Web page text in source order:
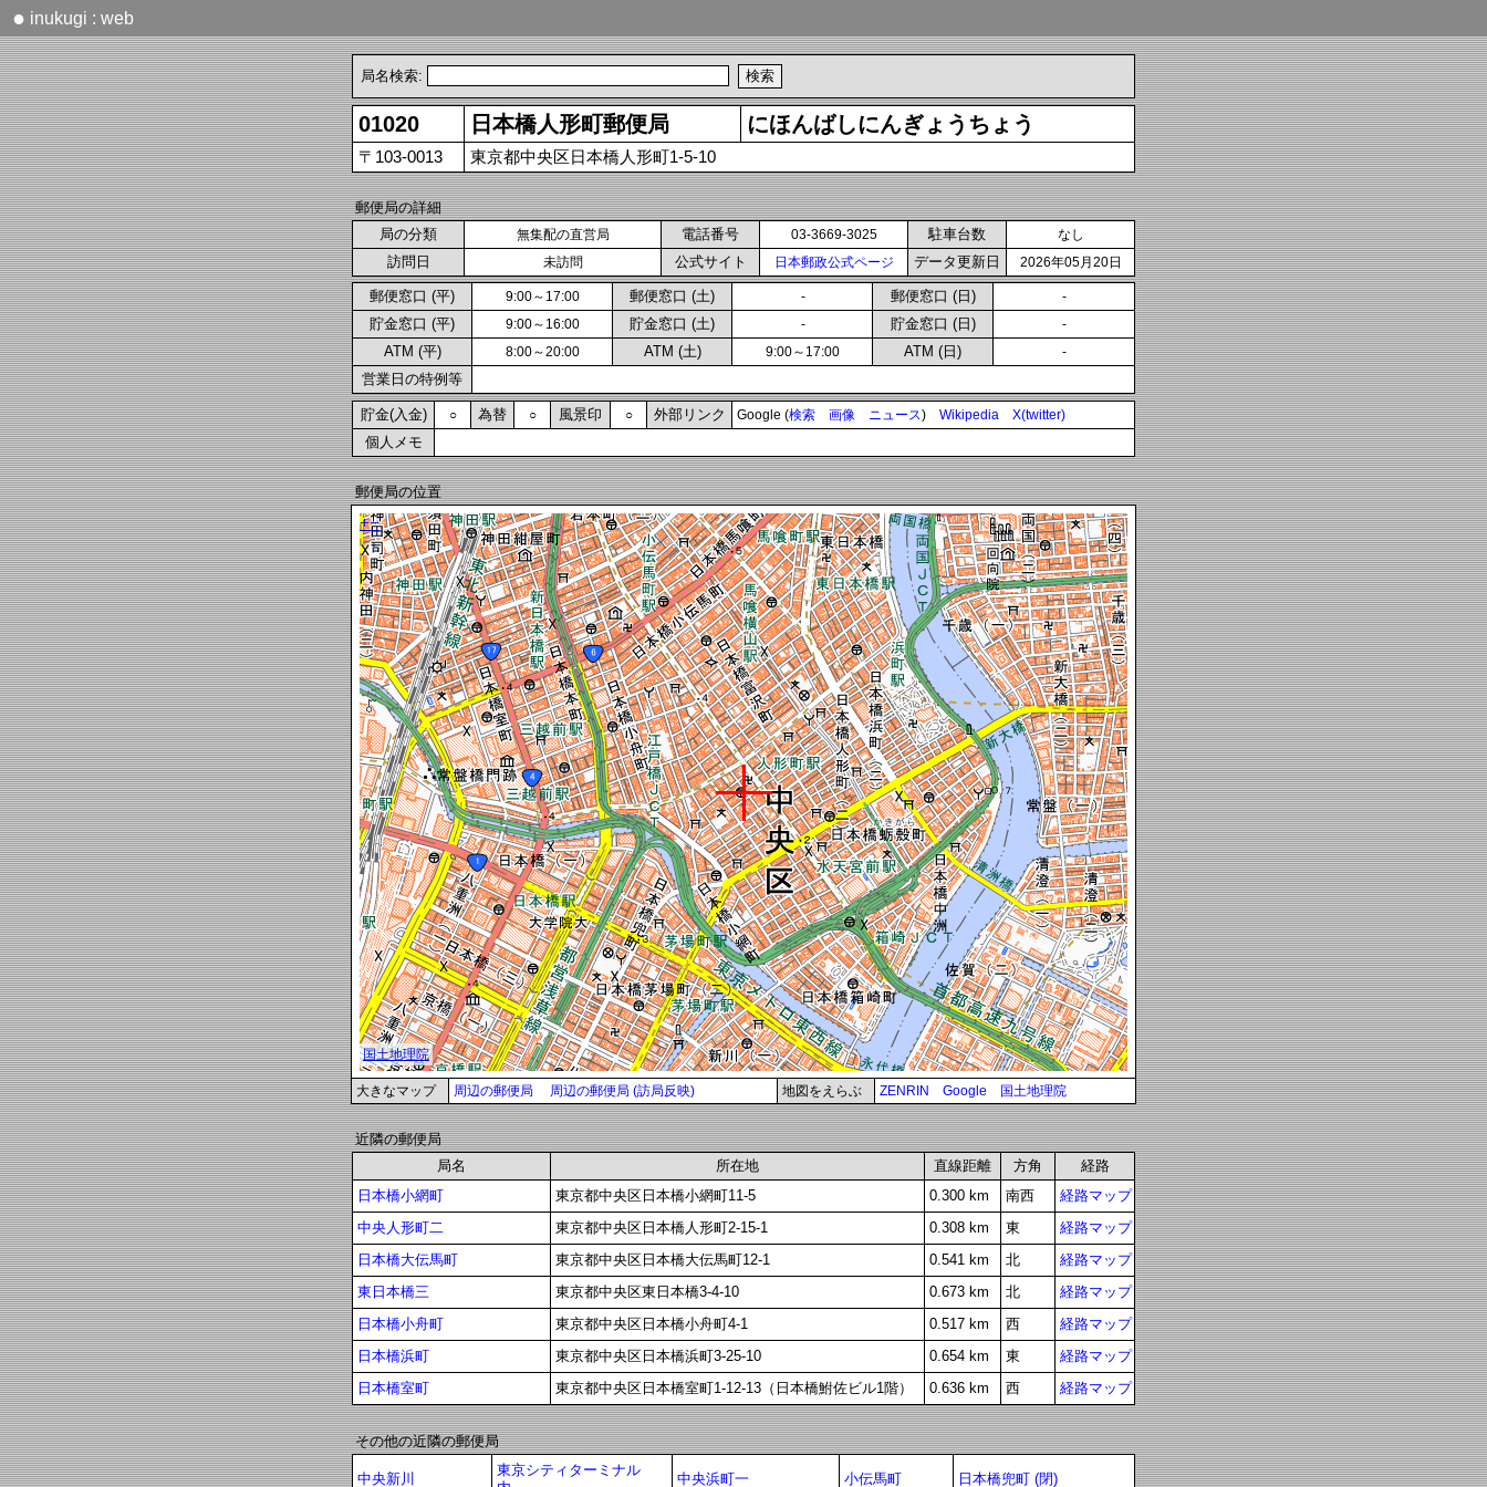
● inukugi : web
局名検索:
01020 日本橋人形町郵便局 にほんばしにんぎょうちょう
〒103-0013 東京都中央区日本橋人形町1-5-10
郵便局の詳細
局の分類
無集配の直営局 電話番号 03-3669-3025 駐車台数 なし
訪問日 未訪問 公式サイト 日本郵政公式ページ データ更新日 2026年05月20日
郵便窓口 (平) 9:00～17:00 郵便窓口 (土) - 郵便窓口 (日) -
貯金窓口 (平) 9:00～16:00 貯金窓口 (土) - 貯金窓口 (日) -
ATM (平) 8:00～20:00 ATM (土) 9:00～17:00 ATM (日) -
営業日の特例等
貯金(入金) ○ 為替 ○ 風景印 ○ 外部リンク Google (検索 画像 ニュース) Wikipedia X(twitter)
個人メモ
郵便局の位置
大きなマップ 周辺の郵便局 周辺の郵便局 (訪局反映) 地図をえらぶ ZENRIN Google 国土地理院
近隣の郵便局
局名
所在地 直線距離 方角
経路
日本橋小網町
東京都中央区日本橋小網町11-5 0.300 km 南西
経路マップ
中央人形町二
東京都中央区日本橋人形町2-15-1 0.308 km 東
経路マップ
日本橋大伝馬町
東京都中央区日本橋大伝馬町12-1 0.541 km 北
経路マップ
東日本橋三
東京都中央区東日本橋3-4-10 0.673 km 北
経路マップ
日本橋小舟町
東京都中央区日本橋小舟町4-1 0.517 km 西
経路マップ
日本橋浜町
東京都中央区日本橋浜町3-25-10 0.654 km 東
経路マップ
日本橋室町
東京都中央区日本橋室町1-12-13（日本橋鮒佐ビル1階） 0.636 km 西 経路マップ
その他の近隣の郵便局
中央新川
東京シティターミナル
中央浜町一 小伝馬町 日本橋兜町 (閉)